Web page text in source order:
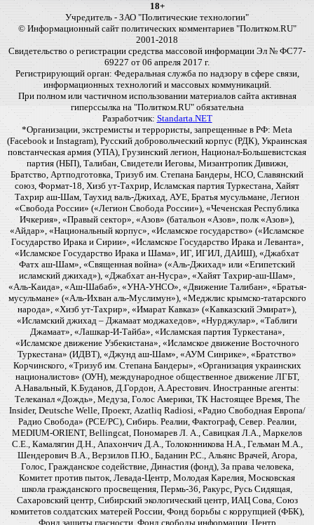
18+
Учредитель - ЗАО "Политические технологии"
© Информационный сайт политических комментариев "Политком.RU"
2001-2018
Свидетельство о регистрации средства массовой информации Эл № ФС77-
69227 от 06 апреля 2017 г.
Регистрирующий орган: Федеральная служба по надзору в сфере связи,
информационных технологий и массовых коммуникаций.
При полном или частичном использовании материалов сайта активная
гиперссылка на "Политком.RU" обязательна
Разработчик: Standarta.NET
*Организации, экстремисты и террористы, запрещенные в РФ: Meta
(Facebook и Instagram), Русский добровольческий корпус (РДК), Украинская
повстанческая армия (УПА), Грузинский легион, Национал-Большевистская
партия (НБП), Талибан, Свидетели Иеговы, Мизантропик Дивижн,
Братство, Артподготовка, Тризуб им. Степана Бандеры, НСО, Славянский
союз, Формат-18, Хизб ут-Тахрир, Исламская партия Туркестана, Хайят
Тахрир аш-Шам, Таухид валь-Джихад, АУЕ, Братья мусульмане, Легион
«Свобода России» («Легион Свобода России»), «Чеченская Республика
Ичкерия», «Правый сектор», «Азов» (батальон «Азов», полк «Азов»),
«Айдар», «Национальный корпус», «Исламское государство» («Исламское
Государство Ирака и Сирии», «Исламское Государство Ирака и Леванта»,
«Исламское Государство Ирака и Шама», ИГ, ИГИЛ, ДАИШ), «Джабхат
Фатх аш-Шам», «Священная война» («Аль-Джихад» или «Египетский
исламский джихад»), «Джабхат ан-Нусра», «Хайят Тахрир-аш-Шам»,
«Аль-Каида», «Аш-Шабаб», «УНА-УНСО», «Движение Талибан», «Братья-
мусульмане» («Аль-Ихван аль-Муслимун»), «Меджлис крымско-татарского
народа», «Хизб ут-Тахрир», «Имарат Кавказ» («Кавказский Эмират»),
«Исламский джихад – Джамаат моджахедов», «Нурджулар», «Таблиги
Джамаат», «Лашкар-И-Тайба», «Исламская партия Туркестана»,
«Исламское движение Узбекистана», «Исламское движение Восточного
Туркестана» (ИДВТ), «Джунд аш-Шам», «АУМ Синрике», «Братство»
Корчинского, «Тризуб им. Степана Бандеры», «Организация украинских
националистов» (ОУН), международное общественное движение ЛГБТ,
А.Навальный, К.Буданов, Д.Гордон, А.Арестович. Иностранные агенты:
Телеканал «Дождь», Медуза, Голос Америки, ТК Настоящее Время, The
Insider, Deutsche Welle, Проект, Azatliq Radiosi, «Радио Свободная Европа/
Радио Свобода» (PCE/PC), Сибирь. Реалии, Фактограф, Север. Реалии,
MEDIUM-ORIENT, Bellingcat, Пономарев Л. А., Савицкая Л.А., Маркелов
С.Е., Камалягин Д.Н., Апахончич Д.А., Толоконникова Н.А., Гельман М.А.,
Шендерович В.А., Верзилов П.Ю., Баданин Р.С., Альянс Врачей, Агора,
Голос, Гражданское содействие, Династия (фонд), За права человека,
Комитет против пыток, Левада-Центр, Молодая Карелия, Московская
школа гражданского просвещения, Пермь-36, Ракурс, Русь Сидящая,
Сахаровский центр, Сибирский экологический центр, ИАЦ Сова, Союз
комитетов солдатских матерей России, Фонд борьбы с коррупцией (ФБК),
Фонд защиты гласности, Фонд свободы информации, Центр